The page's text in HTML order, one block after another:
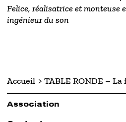
Felice, réalisatrice et monteuse
ingénieur du son
Accueil TABLE RONDE –
Association